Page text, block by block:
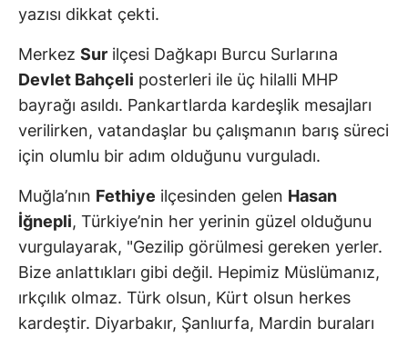
yazısı dikkat çekti.
Merkez Sur ilçesi Dağkapı Burcu Surlarına
Devlet Bahçeli posterleri ile üç hilalli MHP
bayrağı asıldı. Pankartlarda kardeşlik mesajları
verilirken, vatandaşlar bu çalışmanın barış süreci
için olumlu bir adım olduğunu vurguladı.
Muğla’nın Fethiye ilçesinden gelen Hasan
İğnepli, Türkiye’nin her yerinin güzel olduğunu
vurgulayarak, "Gezilip görülmesi gereken yerler.
Bize anlattıkları gibi değil. Hepimiz Müslümanız,
ırkçılık olmaz. Türk olsun, Kürt olsun herkes
kardeştir. Diyarbakır, Şanlıurfa, Mardin buraları